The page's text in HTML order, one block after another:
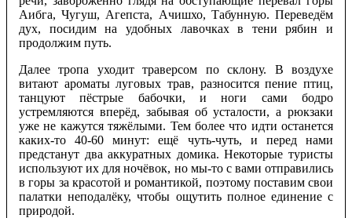
Аибга, Чугуш, Агепста, Ачишхо, Табунную. Переведём
дух, посидим на удобных лавочках в тени рябин и
продолжим путь.
Далее тропа уходит траверсом по склону. В воздухе
витают ароматы луговых трав, разносится пение птиц,
танцуют пёстрые бабочки, и ноги сами бодро
устремляются вперёд, забывая об усталости, а рюкзаки
уже не кажутся тяжёлыми. Тем более что идти останется
каких-то 40-60 минут: ещё чуть-чуть, и перед нами
предстанут два аккуратных домика. Некоторые туристы
используют их для ночёвок, но мы-то с вами отправились
в горы за красотой и романтикой, поэтому поставим свои
палатки неподалёку, чтобы ощутить полное единение с
природой.